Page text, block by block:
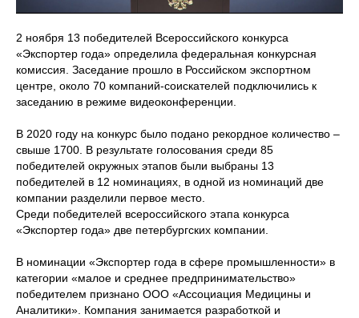
2 ноября 13 победителей Всероссийского конкурса
«Экспортер года» определила федеральная конкурсная
комиссия. Заседание прошло в Российском экспортном
центре, около 70 компаний-соискателей подключились к
заседанию в режиме видеоконференции.
В 2020 году на конкурс было подано рекордное количество –
свыше 1700. В результате голосования среди 85
победителей окружных этапов были выбраны 13
победителей в 12 номинациях, в одной из номинаций две
компании разделили первое место.
Среди победителей всероссийского этапа конкурса
«Экспортер года» две петербургских компании.
В номинации «Экспортер года в сфере промышленности» в
категории «малое и среднее предпринимательство»
победителем признано ООО «Ассоциация Медицины и
Аналитики». Компания занимается разработкой и